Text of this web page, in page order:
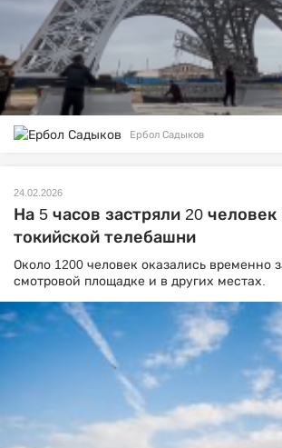
Ербол Садыков
24.02.2026
На 5 часов застряли 20
токийской телебашни
Около 1200 человек оказались временно
смотровой площадке и в других местах.